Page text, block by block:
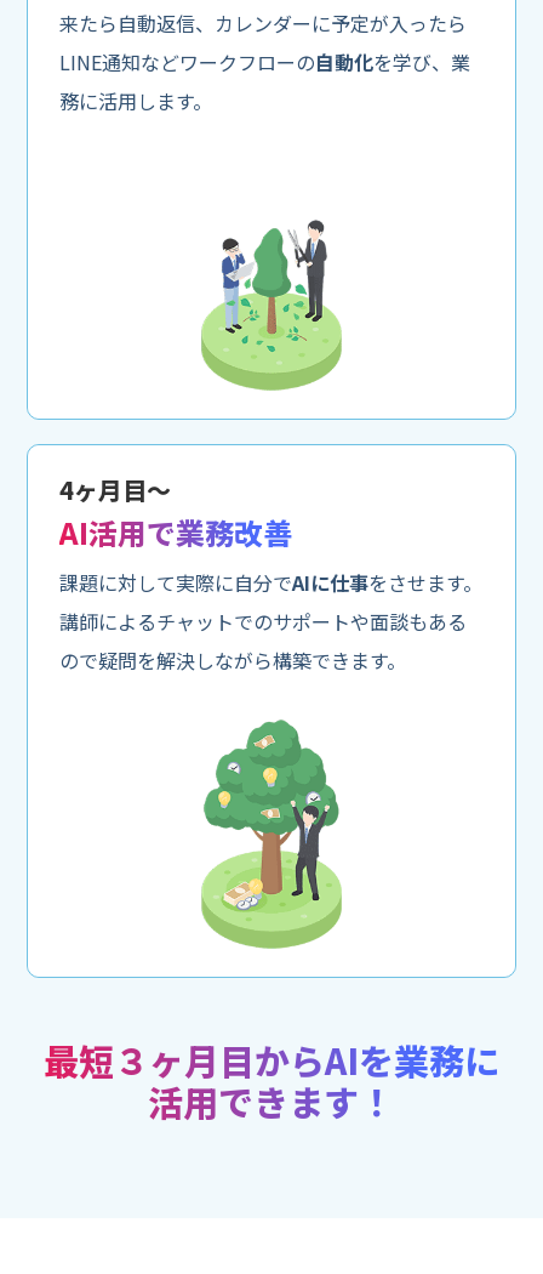
来たら自動返信、カレンダーに予定が入ったら
LINE通知などワークフローの自動化を学び、業
務に活用します。
4ヶ月目〜
AI活用で業務改善
課題に対して実際に自分でAIに仕事をさせます。
講師によるチャットでのサポートや面談もある
ので疑問を解決しながら構築できます。
最短３ヶ月目からAIを業務に
活用できます！